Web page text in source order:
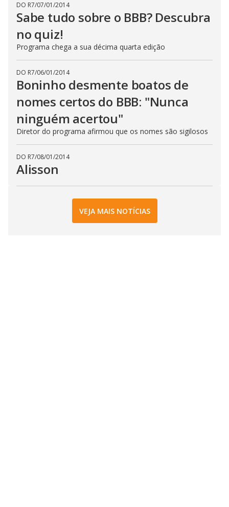
DO R7/07/01/2014
Sabe tudo sobre o BBB? Descubra
no quiz!
Programa chega a sua décima quarta edição
DO R7/06/01/2014
Boninho desmente boatos de
nomes certos do BBB: "Nunca
ninguém acertou"
Diretor do programa afirmou que os nomes são sigilosos
DO R7/08/01/2014
Alisson
VEJA MAIS NOTÍCIAS